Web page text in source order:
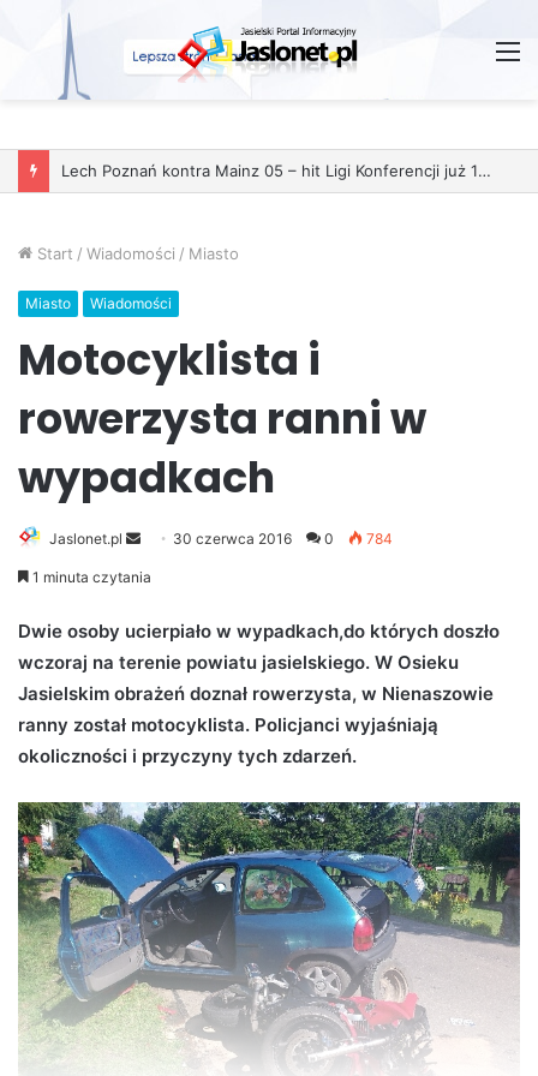
Start / Wiadomości / Miasto
Miasto Wiadomości
Motocyklista i
rowerzysta ranni w
wypadkach
Jaslonet.pl
e
d
a
a
i
l
30 czerwca 2016 0 784
1 minuta czytania
Dwie osoby ucierpiało w wypadkach,do których doszło
wczoraj na terenie powiatu jasielskiego. W Osieku
Jasielskim obrażeń doznał rowerzysta, w Nienaszowie
ranny został motocyklista. Policjanci wyjaśniają
okoliczności i przyczyny tych zdarzeń.